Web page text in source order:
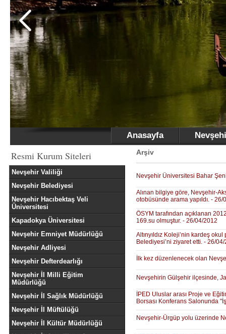
Anasayfa
Resmi Kurum Siteleri
Nevşehir Valiliği
Nevşehir Belediyesi
Nevşehir Hacıbektaş Veli
Üniversitesi
Kapadokya Üniversitesi
Nevşehir Emniyet Müdürlüğü
Nevşehir Adliyesi
Nevşehir Defterdearlığı
Nevşehir İl Milli Eğitim
Müdürlüğü
Nevşehir İl Sağlık Müdürlüğü
Nevşehir İl Müftülüğü
Nevşehir İl Kültür Müdürlüğü
Arşiv
Nevşehir Üniversitesi Bahar
Alınan bilgiye göre, Nevşehir-
otobüsünde arama yapıldı. - 26/
ÖSYM tarafından açıklanan
169.su olmuştur. - 26/04/2012
Altınyıldız Koleji’nin kardeş
Belediyesi’ni ziyaret etti. - 26/
İlk kez düzenlenecek olan
Nevşehirin Gülşehir ilçesinde,
İPED Uluslar arası Proje ve
Borsası Konferans Salonunda
Nevşehir-Ürgüp yolu üzerinde